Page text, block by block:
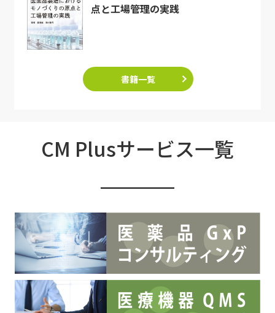
点と工場管理の実践
書籍一覧
CM Plusサービス一覧